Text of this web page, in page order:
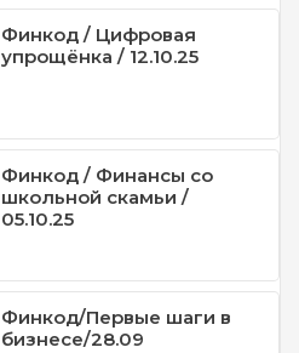
Финкод / Цифровая
упрощёнка / 12.10.25
Финкод / Финансы со
школьной скамьи /
05.10.25
Финкод/Первые шаги в
бизнесе/28.09